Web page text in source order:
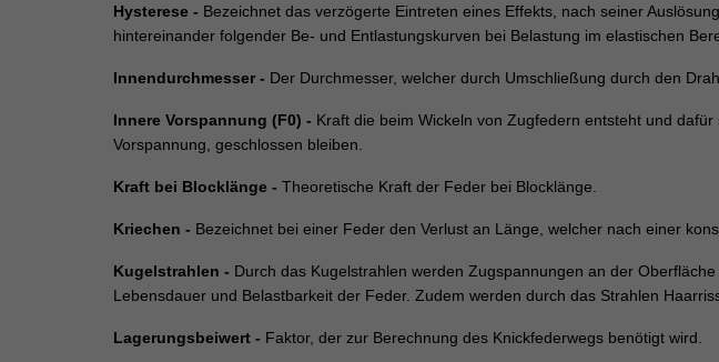
Hysterese - Bezeichnet das verzögerte Eintreten eines Effekts, nach seiner
hintereinander folgender Be- und Entlastungskurven bei Belastung im elastischen
Innendurchmesser - Der Durchmesser, welcher durch Umschließung durch den
Innere Vorspannung (F0) - Kraft die beim Wickeln von Zugfedern entsteht und
Vorspannung, geschlossen bleiben.
Kraft bei Blocklänge - Theoretische Kraft der Feder bei Blocklänge.
Kriechen - Bezeichnet bei einer Feder den Verlust an Länge, welcher nach einer
Kugelstrahlen - Durch das Kugelstrahlen werden Zugspannungen an der
Lebensdauer und Belastbarkeit der Feder. Zudem werden durch das Strahlen
Lagerungsbeiwert - Faktor, der zur Berechnung des Knickfederwegs benötigt wird.